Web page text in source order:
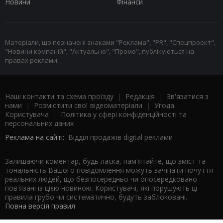
Матеріали, що позначені знаками "Реклама", "PR", "Спецпроект",
"Новини компаній", "Актуально", "Промо", публікуються на
правах реклами.
Наші контакти та схема проїзду | Редакція | Зв'язатися з
нами | Розмістити свої відеоматеріали | Угода
Користувача |
Політика у сфері конфіденційності та
персональних даних
Реклама на сайті: Відділ продажів digital реклами
Залишаючи коментар, будь ласка, пам'ятайте, що зміст та
тональність Вашого повідомлення можуть зачіпати почуття
реальних людей, що безпосередньо чи опосередковано
пов'язані із цією новиною. Користувачі, які порушують ці
правила грубо чи систематично, будуть заблоковані.
Повна версія правил